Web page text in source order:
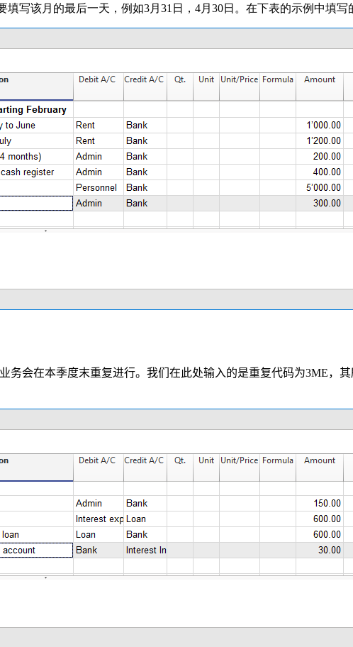
写该月的最后一天，例如3月31日，4月30日。在下表的示例中填写
务会在本季度末重复进行。 我们在此处输入的是重复代码为3ME，